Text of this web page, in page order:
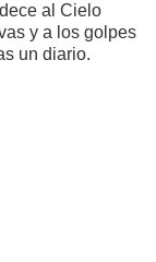
al Cielo
y a los golpes
un diario.